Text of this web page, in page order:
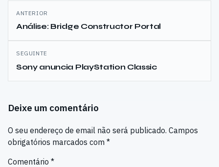
Navegação
de
artigos
ANTERIOR
Análise: Bridge Constructor Portal
SEGUINTE
Sony anuncia PlayStation Classic
Deixe um comentário
O seu endereço de email não será publicado. Campos
obrigatórios marcados com *
Comentário *